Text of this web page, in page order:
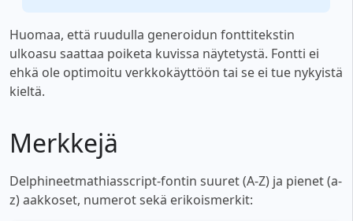
Huomaa, että ruudulla generoidun fonttitekstin
ulkoasu saattaa poiketa kuvissa näytetystä. Fontti ei
ehkä ole optimoitu verkkokäyttöön tai se ei tue nykyistä
kieltä.
Merkkejä
Delphineetmathiasscript-fontin suuret (A-Z) ja pienet (a-
z) aakkoset, numerot sekä erikoismerkit: